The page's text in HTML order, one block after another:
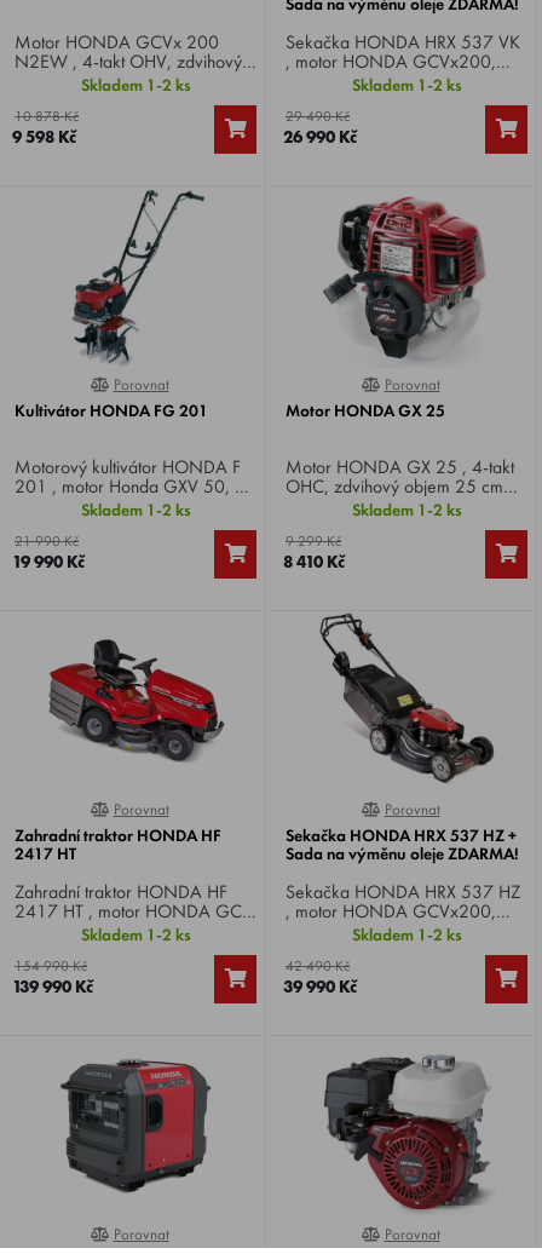
Motor HONDA GCVx 200
N2EW , 4-takt OHV, zdvihový
objem 201 cm3, výkon 5,6 HP,
hmotnost 10,1 kg. Vhodny na
stroje a pohonné jednotky VARI .
Skladem 1-2 ks
10 878 Kč
9 598 Kč
Sekačka HONDA HRX 537 VK
, motor HONDA GCVx200,
výkon 6,5 HP, podvozek Xenoy,
záběr 53 cm, variator, koš 85 l,
Skladem 1-2 ks
29 490 Kč
26 990 Kč
100%
Porovnat
Kultivátor HONDA FG 201
Motorový kultivátor HONDA F
201 , motor Honda GXV 50, 4-
takt, výkon 2,5 HP, záběr 30
cm, otáčky nožů 197/min,
rychlost 1 vpřed, váha 17 kg.
Skladem 1-2 ks
21 990 Kč
19 990 Kč
100%
Porovnat
Motor HONDA GX 25
Motor HONDA GX 25 , 4-takt
OHC, zdvihový objem 25 cm3,
výkon 1,0 HP. Specifikace ST4,
včetně spojky, vhodné jako
náhrada motorů křovinořezů.
Skladem 1-2 ks
9 299 Kč
8 410 Kč
0%
Porovnat
Zahradní traktor HONDA HF
2417 HT
Zahradní traktor HONDA HF
2417 HT , motor HONDA GCV
530, dvouválec, výkon 17.0
HP, záběr 102 cm,
hydrostatická převodovka, koš
300 litrů, elekt. vysypávaní,
Skladem 1-2 ks
154 990 Kč
139 990 Kč
100%
Porovnat
Sekačka HONDA HRX 537 HZ +
Sada na výměnu oleje ZDARMA!
Sekačka HONDA HRX 537 HZ
, motor HONDA GCVx200,
výkon 6,5 HP,
elektrostart, podvozek Xenoy,
záběr 53 cm, ROTO-STOP,
hydrostat, koš 85 l, mulčování
Skladem 1-2 ks
42 490 Kč
39 990 Kč
0%
Porovnat 0%
Porovnat